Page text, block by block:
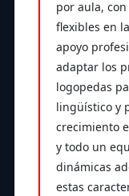
por aula,
flexibles en
apoyo
adaptar los
logopedas
lingüístico y
crecimiento
y todo un
dinámicas
estas